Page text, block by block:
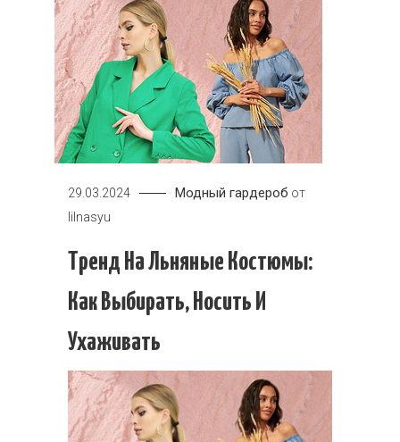
29.03.2024 Модный гардероб от
lilnasyu
Тренд На Льняные Костюмы:
Как Выбирать, Носить И
Ухаживать